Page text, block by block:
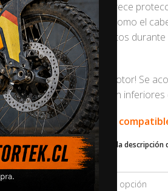
Outback Motortek ofrece
y sus componentes, como el
pueden estar expuestos
protector de motor.
¡No se monta en el motor! Se
estribos de protección
🛠️ Este producto es
Desplázate hacia abajo en la
contáctenos